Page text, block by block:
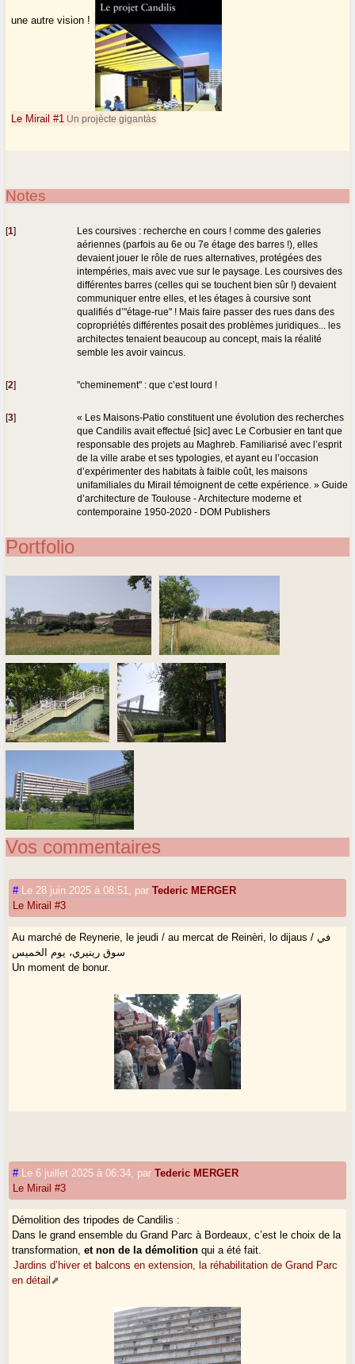
une autre vision !
Le Mirail #1 Un projècte gigantàs
Notes
[1]
Les coursives : recherche en cours ! comme des galeries
aériennes (parfois au 6e ou 7e étage des barres !), elles
devaient jouer le rôle de rues alternatives, protégées des
intempéries, mais avec vue sur le paysage. Les coursives des
différentes barres (celles qui se touchent bien sûr !) devaient
communiquer entre elles, et les étages à coursive sont
qualifiés d’"étage-rue" ! Mais faire passer des rues dans des
copropriétés différentes posait des problèmes juridiques... les
architectes tenaient beaucoup au concept, mais la réalité
semble les avoir vaincus.
[2] "cheminement" : que c’est lourd !
[3]
« Les Maisons-Patio constituent une évolution des recherches
que Candilis avait effectué [sic] avec Le Corbusier en tant que
responsable des projets au Maghreb. Familiarisé avec l’esprit
de la ville arabe et ses typologies, et ayant eu l’occasion
d’expérimenter des habitats à faible coût, les maisons
unifamiliales du Mirail témoignent de cette expérience. » Guide
d’architecture de Toulouse - Architecture moderne et
contemporaine 1950-2020 - DOM Publishers
Portfolio
Vos commentaires
# Le 28 juin 2025 à 08:51 parTederic MERGER
Le Mirail #3
Au marché de Reynerie, le jeudi / au mercat de Reinèri, lo dijaus / في
سوق رينيري، يوم الخميس
Un moment de bonur.
# Le 6 juillet 2025 à 06:34 parTederic MERGER
Le Mirail #3
Démolition des tripodes de Candilis :
Dans le grand ensemble du Grand Parc à Bordeaux, c’est le choix de la
transformation,et non de la démolition qui a été fait.
Jardins d’hiver et balcons en extension, la réhabilitation de Grand Parc
en détail